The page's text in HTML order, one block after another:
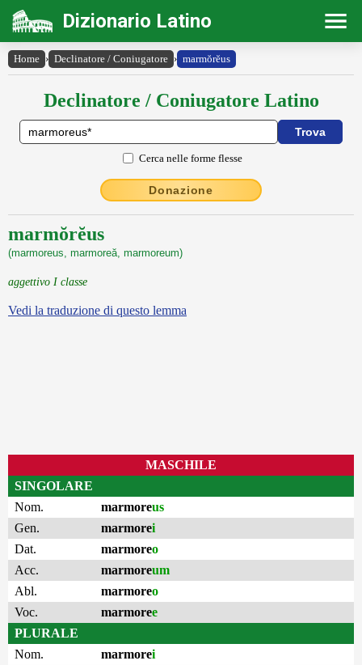
Dizionario Latino
Home › Declinatore / Coniugatore › marmŏrĕus
Declinatore / Coniugatore Latino
Cerca nelle forme flesse
Donazione
marmŏrĕus
(marmoreus, marmoreă, marmoreum)
aggettivo I classe
Vedi la traduzione di questo lemma
MASCHILE
SINGOLARE
Nom.
marmoreus
Gen.
marmorei
Dat.
marmoreo
Acc.
marmoreum
Abl.
marmoreo
Voc.
marmoree
PLURALE
Nom.
marmorei